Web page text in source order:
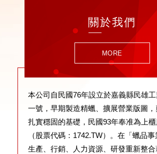
關於我們
MORE
本公司自民國76年設立於嘉義縣民雄
一號，早期製造精蠟、擴展營業版圖，
扎實穩固的基礎，民國93年奉准為上
（股票代碼：1742.TW）。在「蠟品
生產、行銷、人力資源、研發重新整